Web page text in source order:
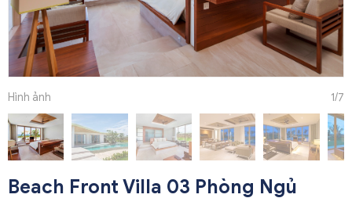
Hình ảnh 1/7
Beach Front Villa 03 Phòng Ngủ